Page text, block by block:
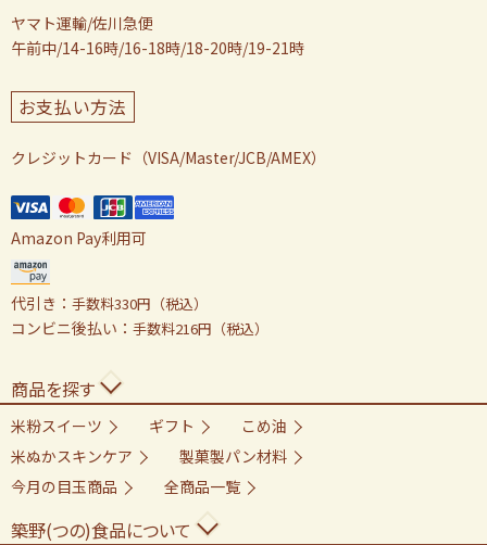
ヤマト運輸/佐川急便
午前中/14-16時/16-18時/18-20時/19-21時
お支払い方法
クレジットカード（VISA/Master/JCB/AMEX）
Amazon Pay利用可
代引き： 手数料330円（税込）
コンビニ後払い： 手数料216円（税込）
商品を探す
米粉スイーツ ギフト
こめ油
米ぬかスキンケア
製菓製パン材料
今月の目玉商品
全商品一覧
築野(つの)食品について